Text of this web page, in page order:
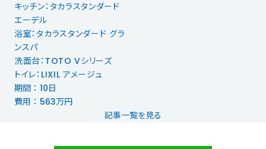
キッチン：タカラスタンダード
エーデル
浴室：タカラスタンダード グラ
ンスパ
洗面台：TOTO Vシリーズ
トイレ：LIXIL アメージュ
期間 ： 10日
費用 ： 563万円
記事一覧を見る